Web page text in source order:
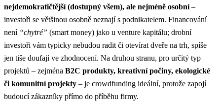
nejdemokratičtější (dostupný všem), ale nejméně osobní–
investoři se většinou osobně neznají s podnikatelem. Financování
není “chytré” (smart money) jako u venture kapitálu; drobní
investoři vám typicky nebudou radit či otevírat dveře na trh, spíše
jen tiše doufají ve zhodnocení. Na druhou stranu, pro určitý typ
projektů – zejména B2C produkty, kreativní počiny, ekologické
či komunitní projekty – je crowdfunding ideální, protože zapojí
budoucí zákazníky přímo do příběhu firmy.